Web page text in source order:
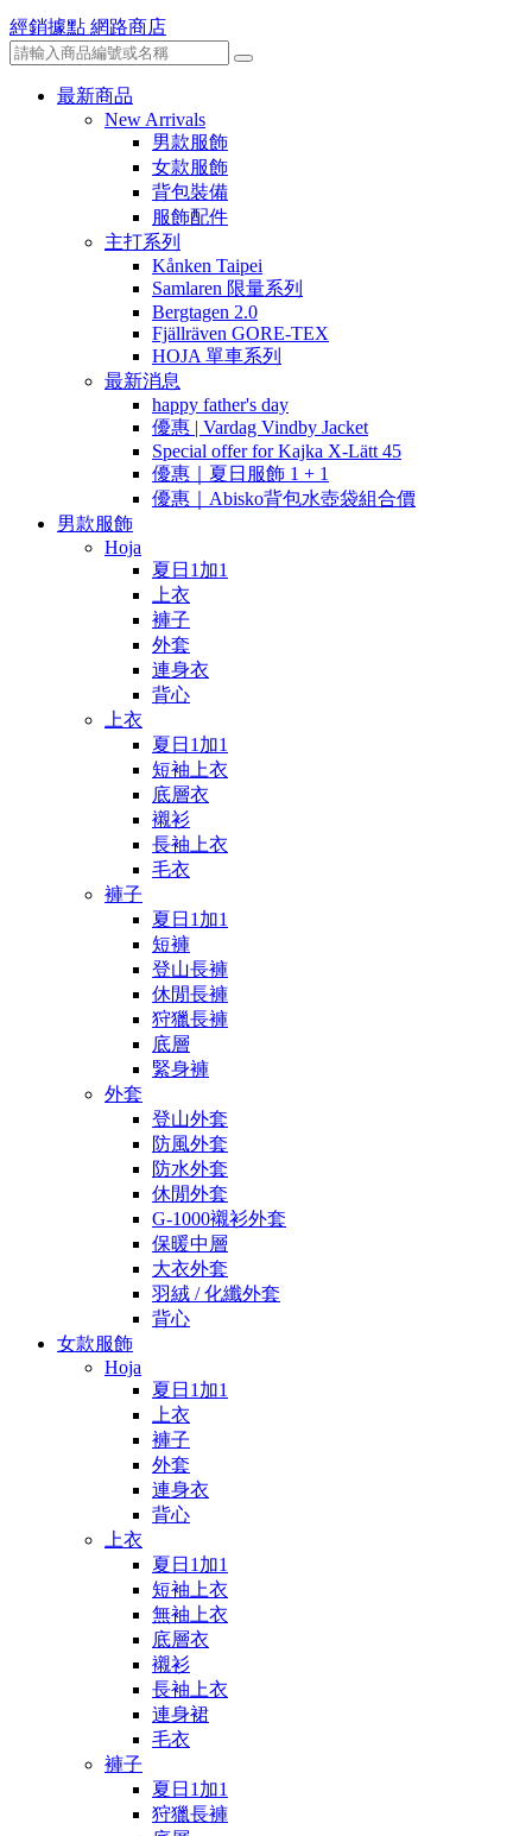
經銷據點 網路商店
最新商品
New Arrivals
男款服飾
女款服飾
背包裝備
服飾配件
主打系列
Kånken Taipei
Samlaren 限量系列
Bergtagen 2.0
Fjällräven GORE-TEX
HOJA 單車系列
最新消息
happy father's day
優惠 | Vardag Vindby Jacket
Special offer for Kajka X-Lätt 45
優惠｜夏日服飾 1 + 1
優惠｜Abisko背包水壺袋組合價
男款服飾
Hoja
夏日1加1
上衣
褲子
外套
連身衣
背心
上衣
夏日1加1
短袖上衣
底層衣
襯衫
長袖上衣
毛衣
褲子
夏日1加1
短褲
登山長褲
休閒長褲
狩獵長褲
底層
緊身褲
外套
登山外套
防風外套
防水外套
休閒外套
G-1000襯衫外套
保暖中層
大衣外套
羽絨 / 化纖外套
背心
女款服飾
Hoja
夏日1加1
上衣
褲子
外套
連身衣
背心
上衣
夏日1加1
短袖上衣
無袖上衣
底層衣
襯衫
長袖上衣
連身裙
毛衣
褲子
夏日1加1
狩獵長褲